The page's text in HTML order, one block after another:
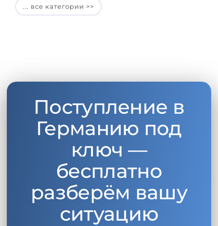
... все категории >>
Поступление в
Германию под
ключ —
бесплатно
разберём вашу
ситуацию